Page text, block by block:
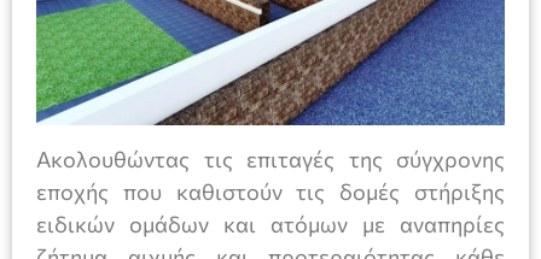
Ακολουθώντας τις επιταγές της σύγχρονης
εποχής που καθιστούν τις δομές στήριξης
ειδικών ομάδων και ατόμων με αναπηρίες